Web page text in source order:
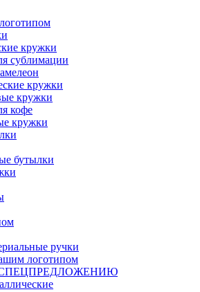
кружки
сублимации
кружки
кружки
кофе
кружки
бутылки
ручки
логотипом
СПЕЦПРЕДЛОЖЕНИЮ